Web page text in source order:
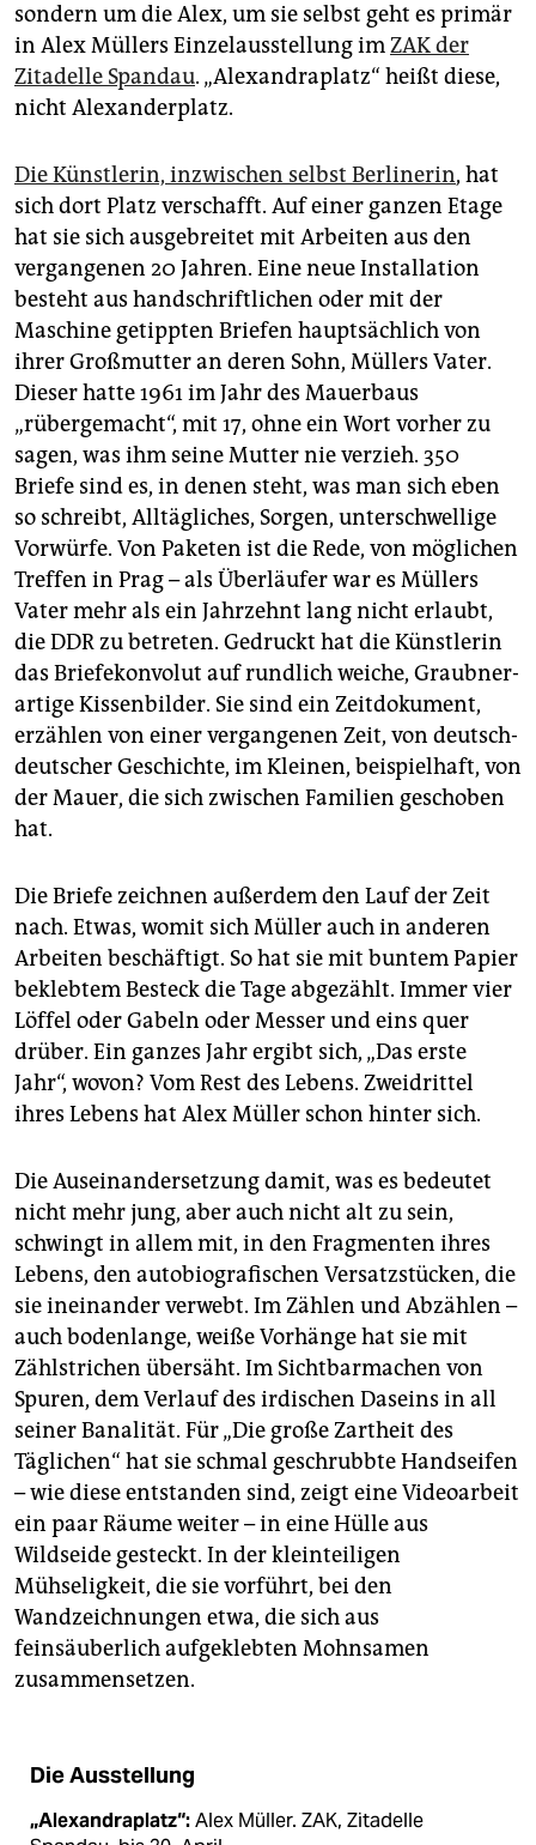
sondern um die Alex, um sie selbst geht es primär
in Alex Müllers Einzelausstellung imZAK der
Zitadelle Spandau. „Alexandraplatz“ heißt diese,
nicht Alexanderplatz.
Die Künstlerin, inzwischen selbst Berlinerin, hat
sich dort Platz verschafft. Auf einer ganzen Etage
hat sie sich ausgebreitet mit Arbeiten aus den
vergangenen 20 Jahren. Eine neue Installation
besteht aus handschriftlichen oder mit der
Maschine getippten Briefen hauptsächlich von
ihrer Großmutter an deren Sohn, Müllers Vater.
Dieser hatte 1961 im Jahr des Mauerbaus
„rübergemacht“, mit 17, ohne ein Wort vorher zu
sagen, was ihm seine Mutter nie verzieh. 350
Briefe sind es, in denen steht, was man sich eben
so schreibt, Alltägliches, Sorgen, unterschwellige
Vorwürfe. Von Paketen ist die Rede, von möglichen
Treffen in Prag – als Überläufer war es Müllers
Vater mehr als ein Jahrzehnt lang nicht erlaubt,
die DDR zu betreten. Gedruckt hat die Künstlerin
das Briefekonvolut auf rundlich weiche, Graubner-
artige Kissenbilder. Sie sind ein Zeitdokument,
erzählen von einer vergangenen Zeit, von deutsch-
deutscher Geschichte, im Kleinen, beispielhaft, von
der Mauer, die sich zwischen Familien geschoben
hat.
Die Briefe zeichnen außerdem den Lauf der Zeit
nach. Etwas, womit sich Müller auch in anderen
Arbeiten beschäftigt. So hat sie mit buntem Papier
beklebtem Besteck die Tage abgezählt. Immer vier
Löffel oder Gabeln oder Messer und eins quer
drüber. Ein ganzes Jahr ergibt sich, „Das erste
Jahr“, wovon? Vom Rest des Lebens. Zweidrittel
ihres Lebens hat Alex Müller schon hinter sich.
Die Auseinandersetzung damit, was es bedeutet
nicht mehr jung, aber auch nicht alt zu sein,
schwingt in allem mit, in den Fragmenten ihres
Lebens, den autobiografischen Versatzstücken, die
sie ineinander verwebt. Im Zählen und Abzählen –
auch bodenlange, weiße Vorhänge hat sie mit
Zählstrichen übersäht. Im Sichtbarmachen von
Spuren, dem Verlauf des irdischen Daseins in all
seiner Banalität. Für „Die große Zartheit des
Täglichen“ hat sie schmal geschrubbte Handseifen
– wie diese entstanden sind, zeigt eine Videoarbeit
ein paar Räume weiter – in eine Hülle aus
Wildseide gesteckt. In der kleinteiligen
Mühseligkeit, die sie vorführt, bei den
Wandzeichnungen etwa, die sich aus
feinsäuberlich aufgeklebten Mohnsamen
zusammensetzen.
Die Ausstellung
„Alexandraplatz“:Alex Müller. ZAK, Zitadelle